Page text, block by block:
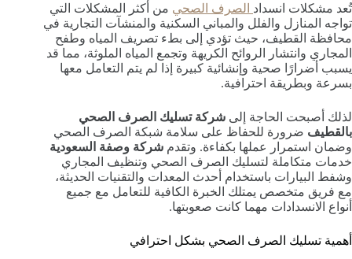
تُعد مشكلات انسداد الصرف الصحي من أكثر المشكلات التي
تواجه المنازل والفلل والمباني السكنية والمنشآت التجارية في
محافظة القطيف، حيث تؤدي إلى بطء تصريف المياه وطفح
المجاري وانتشار الروائح الكريهة وتجمع المياه الملوثة، مما قد
يسبب أضرارًا صحية وإنشائية كبيرة إذا لم يتم التعامل معها
بسرعة وبطريقة احترافية.
لذلك أصبحت الحاجة إلى شركة تسليك الصرف الصحي
بالقطيف ضرورة للحفاظ على سلامة شبكة الصرف الصحي
وضمان استمرار عملها بكفاءة. وتقدم شركة وصفة السعودية
خدمات متكاملة لتسليك الصرف الصحي وتنظيف المجاري
وشفط البيارات باستخدام أحدث المعدات والتقنيات الحديثة،
مع فريق متخصص يمتلك الخبرة الكافية للتعامل مع جميع
أنواع الانسدادات مهما كانت صعوبتها.
أهمية تسليك الصرف الصحي بشكل احترافي